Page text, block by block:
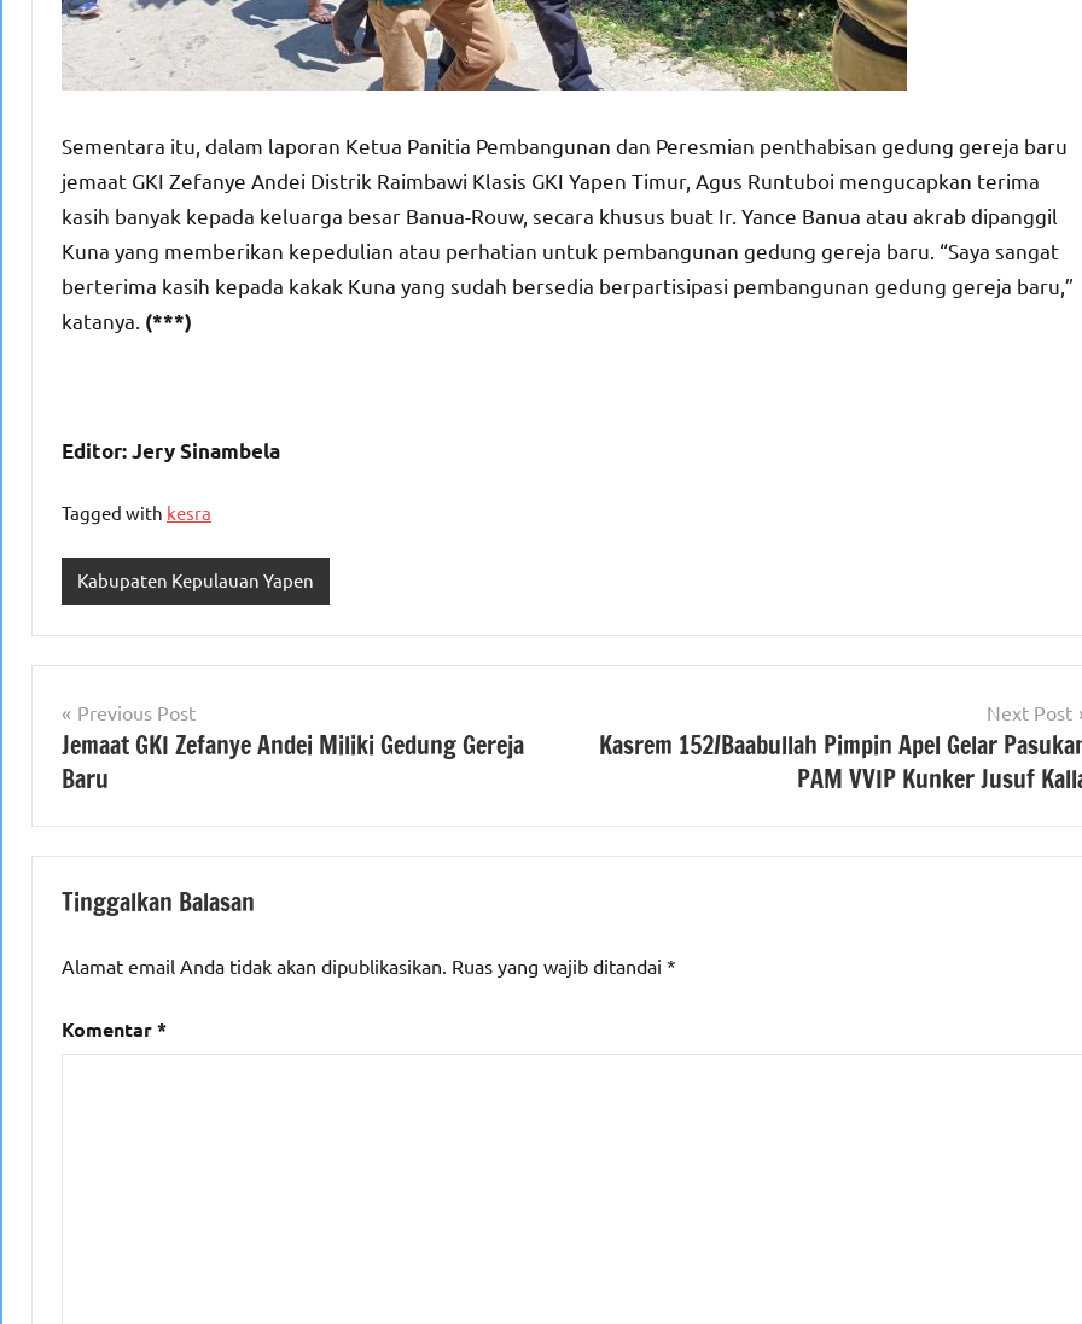
Sementara itu, dalam laporan Ketua Panitia Pembangunan dan Peresmian penthabisan gedung gereja baru
jemaat GKI Zefanye Andei Distrik Raimbawi Klasis GKI Yapen Timur, Agus Runtuboi mengucapkan terima
kasih banyak kepada keluarga besar Banua-Rouw, secara khusus buat Ir. Yance Banua atau akrab dipanggil
Kuna yang memberikan kepedulian atau perhatian untuk pembangunan gedung gereja baru. “Saya sangat
berterima kasih kepada kakak Kuna yang sudah bersedia berpartisipasi pembangunan gedung gereja baru,”
katanya. (***)
Editor: Jery Sinambela
Tagged with kesra
Kabupaten Kepulauan Yapen
Navigasi
pos
Previous Post
Jemaat GKI Zefanye Andei Miliki Gedung Gereja
Baru
Next Post
Kasrem 152/Baabullah Pimpin Apel Gelar
PAM VVIP Kunker Jusuf
Tinggalkan Balasan
Alamat email Anda tidak akan dipublikasikan. Ruas yang wajib ditandai *
Komentar*